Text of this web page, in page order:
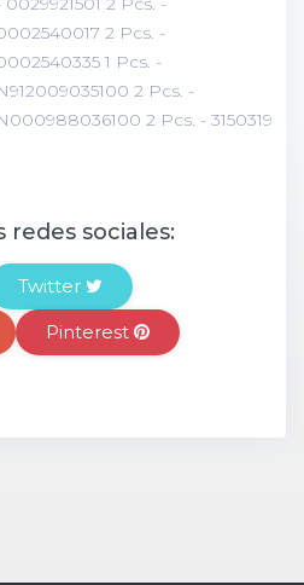
2 Pcs. -
1 Pcs. -
2 Pcs. -
2 Pcs. - 3150319
sociales:
Twitter
Pinterest